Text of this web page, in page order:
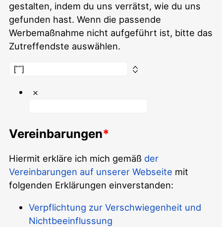
gestalten, indem du uns verrätst, wie du uns
gefunden hast. Wenn die passende
Werbemaßnahme nicht aufgeführt ist, bitte das
Zutreffendste auswählen.
Vereinbarungen
Hiermit erkläre ich mich gemäß der
Vereinbarungen auf unserer Webseite mit
folgenden Erklärungen einverstanden:
Verpflichtung zur Verschwiegenheit und
Nichtbeeinflussung